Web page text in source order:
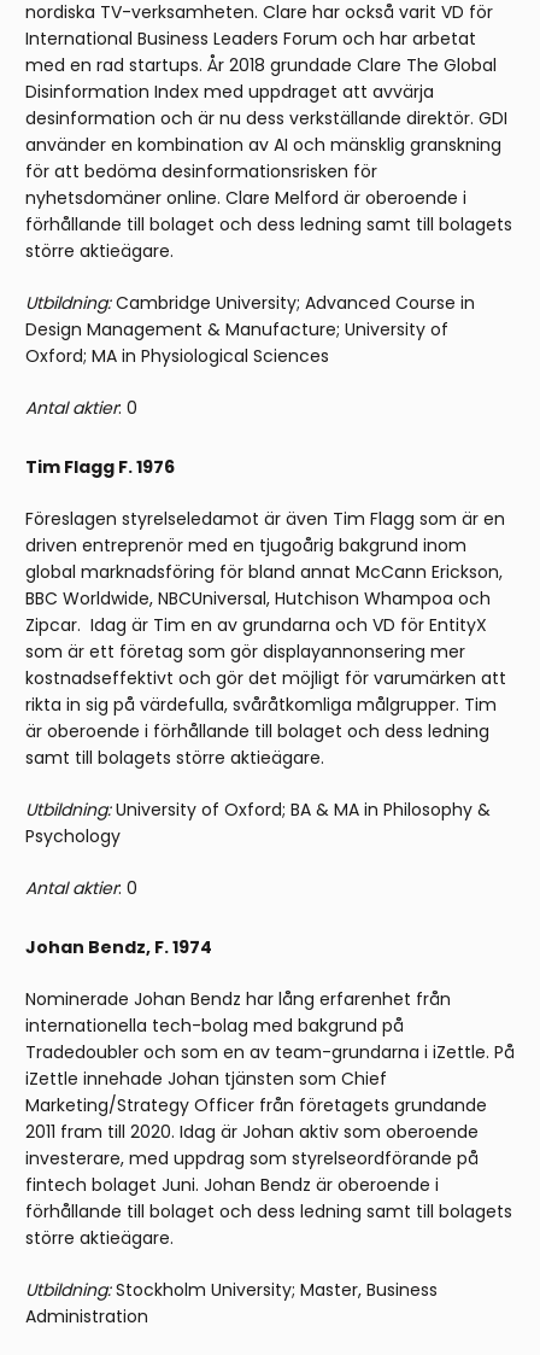
nordiska TV-verksamheten. Clare har också varit VD för
International Business Leaders Forum och har arbetat
med en rad startups. År 2018 grundade Clare The Global
Disinformation Index med uppdraget att avvärja
desinformation och är nu dess verkställande direktör. GDI
använder en kombination av AI och mänsklig granskning
för att bedöma desinformationsrisken för
nyhetsdomäner online. Clare Melford är oberoende i
förhållande till bolaget och dess ledning samt till bolagets
större aktieägare.
Utbildning:Cambridge University; Advanced Course in
Design Management & Manufacture; University of
Oxford; MA in Physiological Sciences
Antal aktier: 0
Tim Flagg F. 1976
Föreslagen styrelseledamot är även Tim Flagg som är en
driven entreprenör med en tjugoårig bakgrund inom
global marknadsföring för bland annat McCann Erickson,
BBC Worldwide, NBCUniversal, Hutchison Whampoa och
Zipcar. Idag är Tim en av grundarna och VD för EntityX
som är ett företag som gör displayannonsering mer
kostnadseffektivt och gör det möjligt för varumärken att
rikta in sig på värdefulla, svåråtkomliga målgrupper. Tim
är oberoende i förhållande till bolaget och dess ledning
samt till bolagets större aktieägare.
Utbildning:University of Oxford; BA & MA in Philosophy &
Psychology
Antal aktier: 0
Johan Bendz, F. 1974
Nominerade Johan Bendz har lång erfarenhet från
internationella tech-bolag med bakgrund på
Tradedoubler och som en av team-grundarna i iZettle. På
iZettle innehade Johan tjänsten som Chief
Marketing/Strategy Officer från företagets grundande
2011 fram till 2020. Idag är Johan aktiv som oberoende
investerare, med uppdrag som styrelseordförande på
fintech bolaget Juni. Johan Bendz är oberoende i
förhållande till bolaget och dess ledning samt till bolagets
större aktieägare.
Utbildning:Stockholm University; Master, Business
Administration